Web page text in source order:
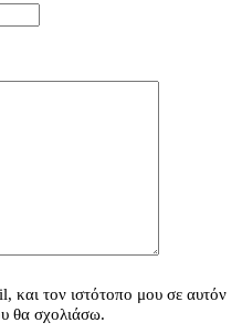
και τον ιστότοπο μου σε αυτόν
θα σχολιάσω.